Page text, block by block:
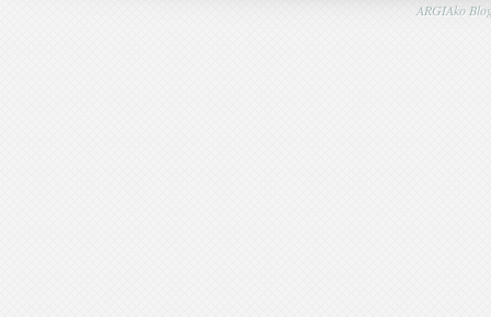
ARGIAko